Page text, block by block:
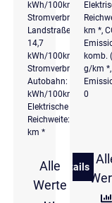
kWh/100km *,
Stromverbrauch
Landstraße:
14,7
kWh/100km *,
Stromverbrauch
Autobahn: 21,1
kWh/100km *,
Elektrische
Reichweite: 547
km *
Alle
Werte
Details
zu
km *,
komb.
g/km *,
0